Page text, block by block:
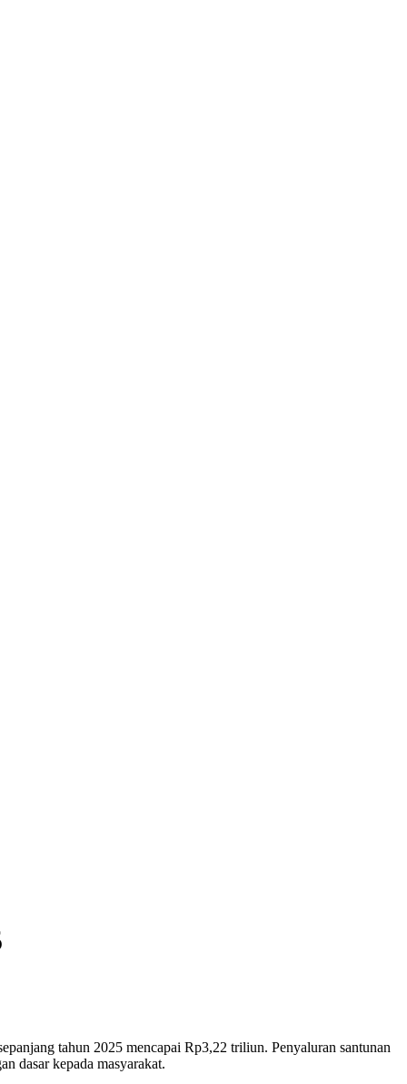
tahun 2025 mencapai Rp3,22 triliun. Penyaluran santunan
dasar kepada masyarakat.